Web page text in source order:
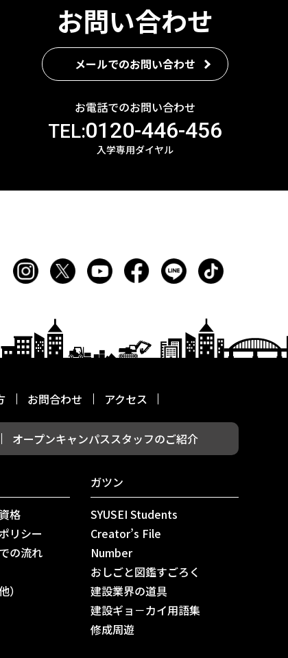
お問い合わせ
メールでのお問い合わせ
お電話でのお問い合わせ
TEL:0120-446-456
入学専用ダイヤル
お問合わせ アクセス
オープンキャンパススタッフのご紹介
格
リシー
の流れ
）
ガツン
SYUSEI Students
Creator’s File
Number
おしごと図鑑すごろく
建設業界の道具
建設ギョ－カイ用語集
修成周遊